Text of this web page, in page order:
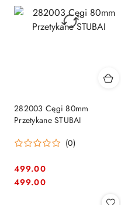
282003 Cęgi 80mm
Przetykane STUBAI
(0)
Cena:
499.00
Cena:
499.00